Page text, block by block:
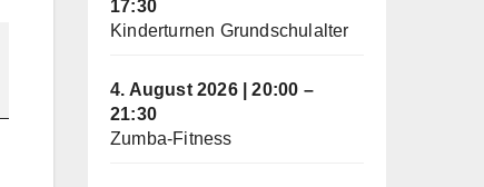
17:30
Kinderturnen Grundschulalter
4. August 2026|20:00 –
21:30
Zumba-Fitness